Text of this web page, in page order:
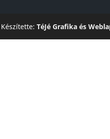
Készítette: TéJé Grafika és